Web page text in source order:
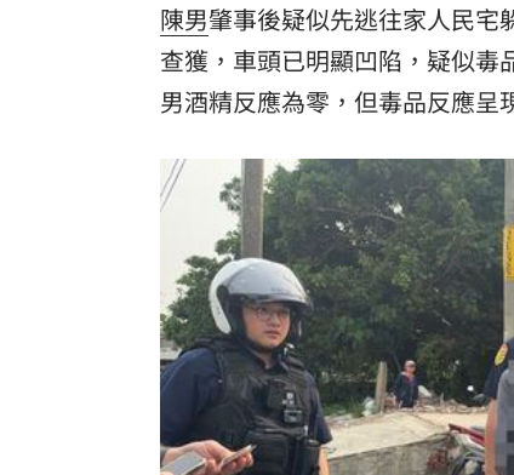
陳男肇事後疑似先逃往家人民宅
查獲，車頭已明顯凹陷，疑似
男酒精反應為零，但毒品反應呈